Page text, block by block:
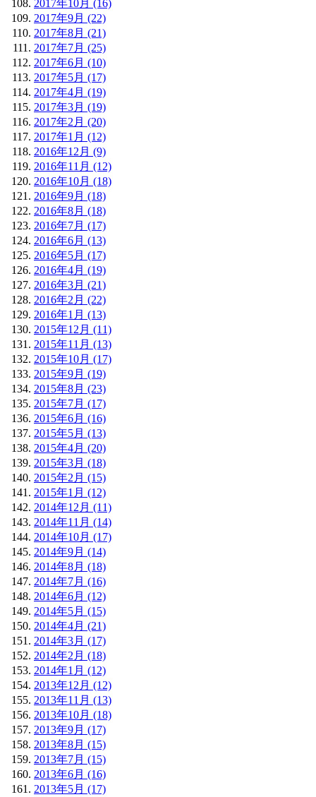
2017年10月 (16)
2017年9月 (22)
2017年8月 (21)
2017年7月 (25)
2017年6月 (10)
2017年5月 (17)
2017年4月 (19)
2017年3月 (19)
2017年2月 (20)
2017年1月 (12)
2016年12月 (9)
2016年11月 (12)
2016年10月 (18)
2016年9月 (18)
2016年8月 (18)
2016年7月 (17)
2016年6月 (13)
2016年5月 (17)
2016年4月 (19)
2016年3月 (21)
2016年2月 (22)
2016年1月 (13)
2015年12月 (11)
2015年11月 (13)
2015年10月 (17)
2015年9月 (19)
2015年8月 (23)
2015年7月 (17)
2015年6月 (16)
2015年5月 (13)
2015年4月 (20)
2015年3月 (18)
2015年2月 (15)
2015年1月 (12)
2014年12月 (11)
2014年11月 (14)
2014年10月 (17)
2014年9月 (14)
2014年8月 (18)
2014年7月 (16)
2014年6月 (12)
2014年5月 (15)
2014年4月 (21)
2014年3月 (17)
2014年2月 (18)
2014年1月 (12)
2013年12月 (12)
2013年11月 (13)
2013年10月 (18)
2013年9月 (17)
2013年8月 (15)
2013年7月 (15)
2013年6月 (16)
2013年5月 (17)